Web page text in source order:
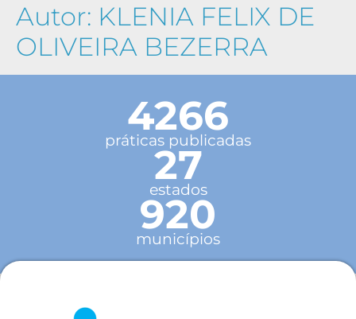
Autor: KLENIA FELIX DE
OLIVEIRA BEZERRA
4266
práticas publicadas
27
estados
920
municípios